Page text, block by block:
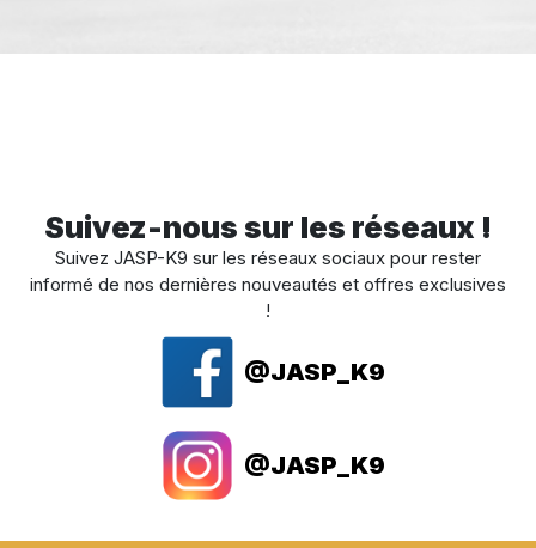
Suivez-nous sur les réseaux !
Suivez JASP-K9 sur les réseaux sociaux pour rester
informé de nos dernières nouveautés et offres exclusives
!
@JASP_K9
@JASP_K9